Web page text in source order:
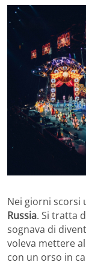
Nei giorni scorsi
Russia. Si tratta
sognava di
voleva mettere
con un orso in